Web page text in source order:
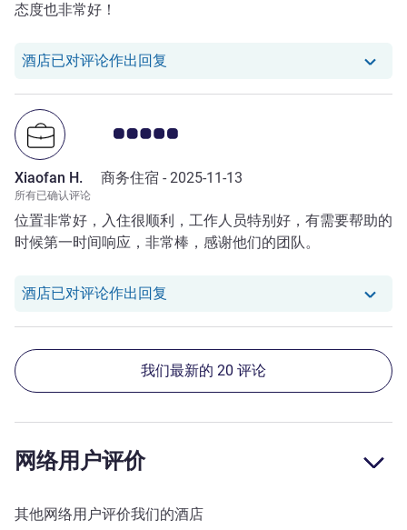
态度也非常好！
酒店已对评论作出回复 我们酒店已对 Yi L. 的评论作出回复
客户意见评级 5.0/5
Xiaofan H. 商务住宿 - 2025-11-13
所有已确认评论
位置非常好，入住很顺利，工作人员特别好，有需要帮助的
时候第一时间响应，非常棒，感谢他们的团队。
酒店已对评论作出回复 我们酒店已对 Xiaofan H. 的评论作出
我们最新的 20 评论
网络用户评价
其他网络用户评价我们的酒店